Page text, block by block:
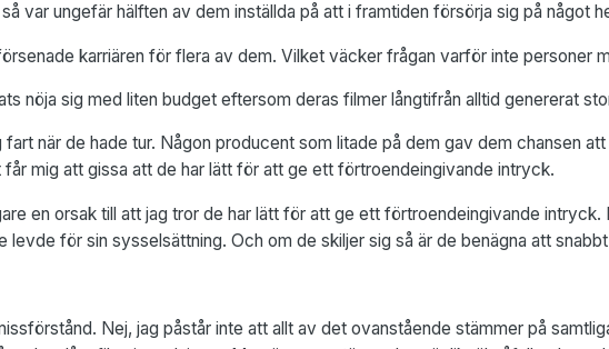
var ungefär hälften av dem inställda på att i framtiden försörja sig på något
karriären för flera av dem. Vilket väcker frågan varför inte personer
nöja sig med liten budget eftersom deras filmer långtifrån alltid genererat
fart när de hade tur. Någon producent som litade på dem gav dem chansen
får mig att gissa att de har lätt för att ge ett förtroendeingivande intryck.
en orsak till att jag tror de har lätt för att ge ett förtroendeingivande
levde för sin sysselsättning. Och om de skiljer sig så är de benägna att
Nej, jag påstår inte att allt av det ovanstående stämmer på